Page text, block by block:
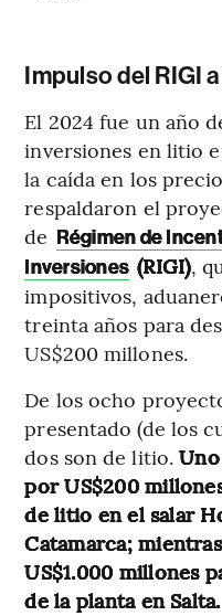
Impulso del RIGI
El 2024 fue un año
inversiones en litio
la caída en los
respaldaron el
de Régimen de
Inversiones (RIGI),
impositivos,
treinta años para
US$200 millones.
De los ocho
presentado (de los
dos son de litio.
por US$200
de litio en el salar
Catamarca;
US$1.000 millones
de la planta en Salta.